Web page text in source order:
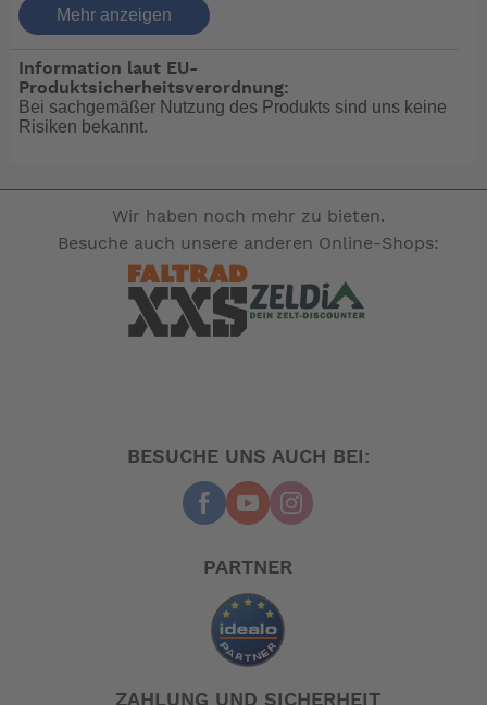
Power 24-3500 (Power 26-104) ohne Cruise R
oder T Außenboarder verwendet wird
Wasserdicht IP65
Bestellinformation
-- Auf Produktfotos angezeigte Dekorationsartikel
gehören nicht zum Leistungsumfang. --
Mehr anzeigen
Information laut EU-
Produktsicherheitsverordnung:
Bei sachgemäßer Nutzung des Produkts sind uns keine
Risiken bekannt.
Wir haben noch mehr zu bieten.
Besuche auch unsere anderen Online-Shops:
BESUCHE UNS AUCH BEI:
PARTNER
ZAHLUNG UND SICHERHEIT